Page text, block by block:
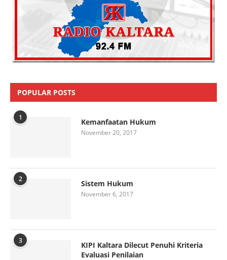
POPULAR POSTS
1 Kemanfaatan Hukum
November 20, 2017
2 Sistem Hukum
November 6, 2017
3
KIPI Kaltara Dilecut Penuhi Kriteria
Evaluasi Penilaian